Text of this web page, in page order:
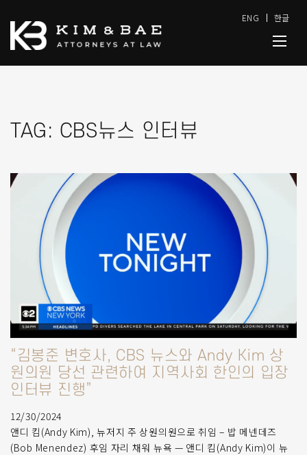
ENG 한글
TAG: CBS뉴스 인터뷰
“김봉준 변호사, CBS 뉴스와 Andy Kim 상
원의원 당선 관련하여 지역사회 한인의 입장
인터뷰 진행”
12/30/2024
앤디 킴(Andy Kim), 뉴저지 주 상원의원으로 취임 – 밥 메넨데즈
(Bob Menendez) 후임 자리 채워 뉴욕 — 앤디 킴(Andy Kim)이 뉴